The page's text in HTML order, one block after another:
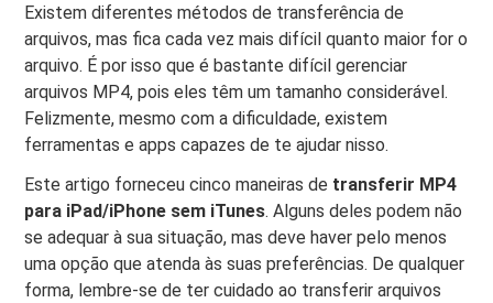
Existem diferentes métodos de transferência de
arquivos, mas fica cada vez mais difícil quanto maior for o
arquivo. É por isso que é bastante difícil gerenciar
arquivos MP4, pois eles têm um tamanho considerável.
Felizmente, mesmo com a dificuldade, existem
ferramentas e apps capazes de te ajudar nisso.
Este artigo forneceu cinco maneiras de transferir MP4
para iPad/iPhone sem iTunes. Alguns deles podem não
se adequar à sua situação, mas deve haver pelo menos
uma opção que atenda às suas preferências. De qualquer
forma, lembre-se de ter cuidado ao transferir arquivos